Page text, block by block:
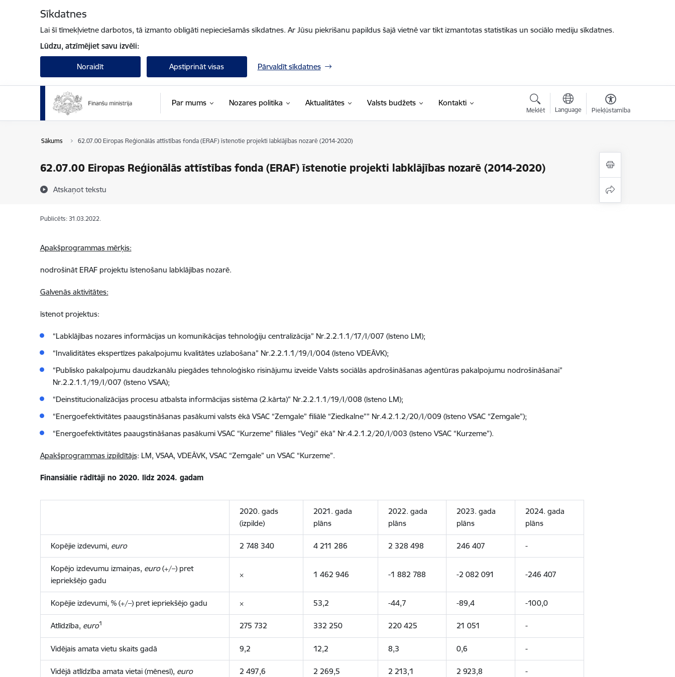
Sīkdatnes
Lai šī tīmekļvietne darbotos, tā izmanto obligāti nepieciešamās sīkdatnes. Ar Jūsu piekrišanu papildus šajā vietnē var tikt izmantotas statistikas un sociālo mediju sīkdatnes.
Lūdzu, atzīmējiet savu izvēli:
Noraidīt Apstiprināt visas Pārvaldīt sīkdatnes
Par mums Nozares politika Aktualitātes Valsts budžets Kontakti
Meklēt Language Piekļūstamība
Sākums 62.07.00 Eiropas Reģionālās attīstības fonda (ERAF) īstenotie projekti labklājības nozarē (2014-2020)
62.07.00 Eiropas Reģionālās attīstības fonda (ERAF) īstenotie projekti labklājības nozarē (2014-2020)
Atskaņot tekstu
Publicēts: 31.03.2022.
Apakšprogrammas mērķis:
nodrošināt ERAF projektu īstenošanu labklājības nozarē.
Galvenās aktivitātes:
īstenot projektus:
“Labklājības nozares informācijas un komunikācijas tehnoloģiju centralizācija” Nr.2.2.1.1/17/I/007 (īsteno LM);
“Invaliditātes ekspertīzes pakalpojumu kvalitātes uzlabošana” Nr.2.2.1.1/19/I/004 (īsteno VDEĀVK);
“Publisko pakalpojumu daudzkanālu piegādes tehnoloģisko risinājumu izveide Valsts sociālās apdrošināšanas aģentūras pakalpojumu nodrošināšanai”
Nr.2.2.1.1/19/I/007 (īsteno VSAA);
“Deinstitucionalizācijas procesu atbalsta informācijas sistēma (2.kārta)” Nr.2.2.1.1/19/I/008 (īsteno LM);
“Energoefektivitātes paaugstināšanas pasākumi valsts ēkā VSAC “Zemgale” filiālē “Ziedkalne”” Nr.4.2.1.2/20/I/009 (īsteno VSAC “Zemgale”);
“Energoefektivitātes paaugstināšanas pasākumi VSAC “Kurzeme” filiāles “Veģi” ēkā” Nr.4.2.1.2/20/I/003 (īsteno VSAC “Kurzeme”).
Apakšprogrammas izpildītājs: LM, VSAA, VDEĀVK, VSAC “Zemgale” un VSAC “Kurzeme”.
Finansiālie rādītāji no 2020. līdz 2024. gadam
2020. gads
(izpilde)
2021. gada
plāns
2022. gada
plāns
2023. gada
plāns
2024. gada
plāns
Kopējie izdevumi, euro 2 748 340 4 211 286 2 328 498 246 407 -
Kopējo izdevumu izmaiņas, euro(+/–) pret
iepriekšējo gadu
× 1 462 946 -1 882 788 -2 082 091 -246 407
Kopējie izdevumi, % (+/–) pret iepriekšējo gadu × 53,2 -44,7 -89,4 -100,0
Atlīdzība, euro1 275 732 332 250 220 425 21 051 -
Vidējais amata vietu skaits gadā 9,2 12,2 8,3 0,6 -
Vidējā atlīdzība amata vietai (mēnesī), euro 2 497,6 2 269,5 2 213,1 2 923,8 -